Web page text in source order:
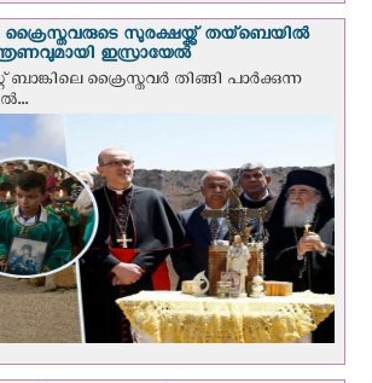
ക്രൈസ്തവരുടെ സുരക്ഷയ്ക്ക് തയ്ബെയിൽ
ഇസ്രായേൽ
ബാങ്കിലെ ക്രൈസ്തവര്‍ തിങ്ങി പാര്‍ക്കുന്ന